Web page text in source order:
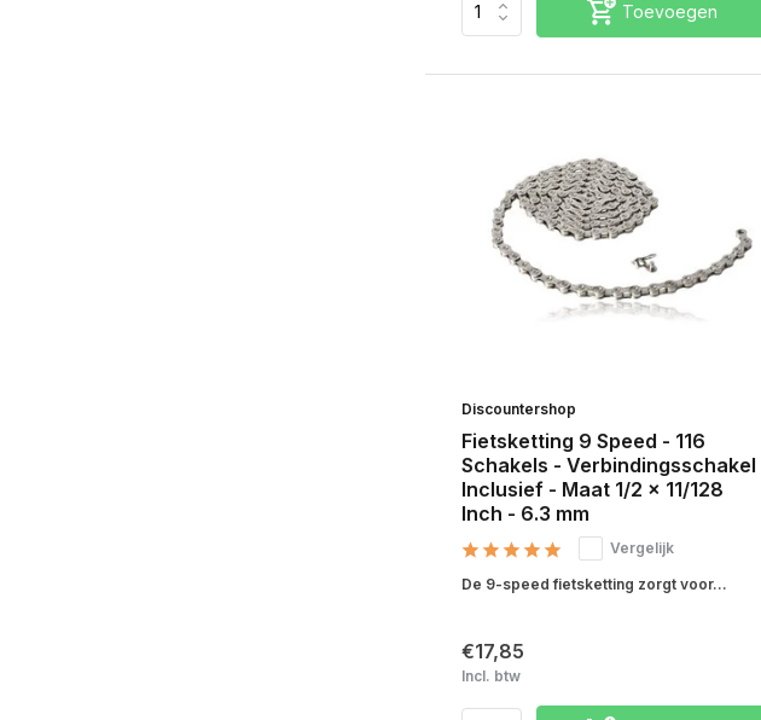
Toevoegen
Discountershop
Fietsketting 9 Speed - 116
Schakels - Verbindingsschakel
Inclusief - Maat 1/2 x 11/128
Inch - 6.3 mm
Vergelijk
De 9-speed fietsketting zorgt voor...
€17,85
Incl. btw